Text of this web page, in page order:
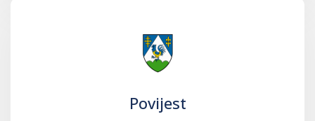
Povijest